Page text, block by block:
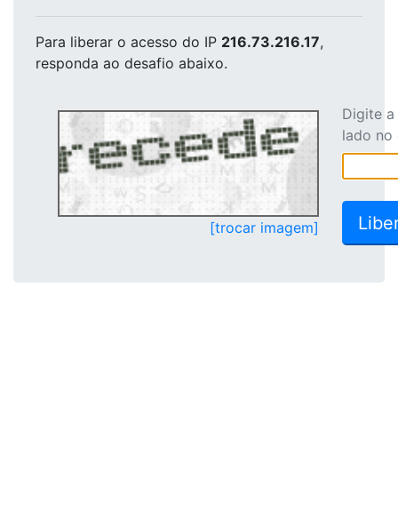
Para liberar o acesso do IP 216.73.216.17,
responda ao desafio abaixo.
[trocar imagem]
Digite
lado no